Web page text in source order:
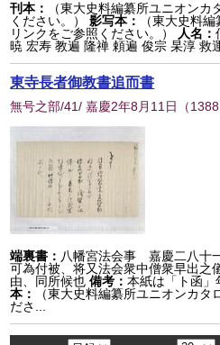
刊本：
（東大史料編纂所ユニオン
ください。）
影写本：
（東大史料
リンクをご参照ください。）
人名：
暁 宏寿 教遍 隆禅 頼遍 俊宗 杲淳 救
東寺長者御教書追而書
無号之部/41/ 嘉慶2年8月11日 （1388
端裏書： 八幡宮法会事 嘉慶二八十
可為付被、将又法会衆中僧衆早出之
由、同所候也 備考：本紙は「ト函
本：
（東大史料編纂所ユニオンカタ
ださ...